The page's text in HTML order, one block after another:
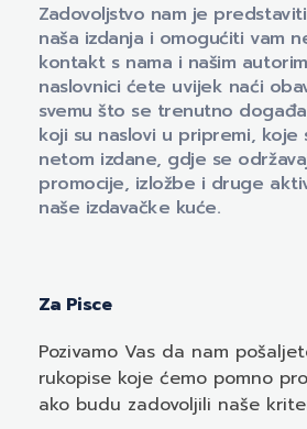
Zadovoljstvo nam je
naša izdanja i omogućiti vam
kontakt s nama i našim
naslovnici ćete uvijek naći
svemu što se trenutno
koji su naslovi u pripremi, koje
netom izdane, gdje se
promocije, izložbe i druge
naše izdavačke kuće.
Za Pisce
Pozivamo Vas da nam
rukopise koje ćemo pomno
ako budu zadovoljili naše